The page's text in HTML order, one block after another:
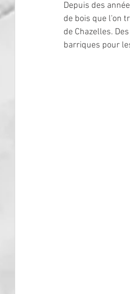
Depuis des
de bois que l'on
de Chazelles.
barriques pour